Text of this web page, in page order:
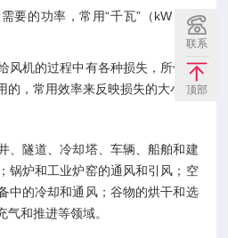
要的功率，常用“千瓦”（kW）表
风机的过程中有各种损失，所传递
的，常用效率来反映损失的大小。
、隧道、冷却塔、车辆、船舶和建
锅炉和工业炉窑的通风和引风；空
中的冷却和通风；谷物的烘干和选
和推进等领域。
联系
顶部